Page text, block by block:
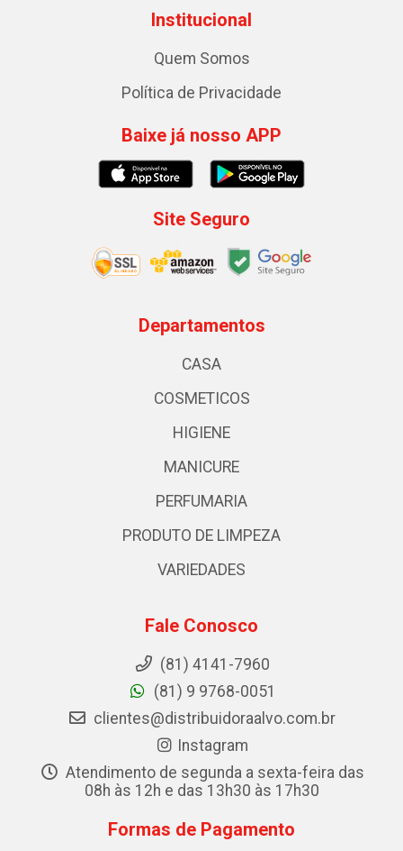
Institucional
Quem Somos
Política de Privacidade
Baixe já nosso APP
Site Seguro
Departamentos
CASA
COSMETICOS
HIGIENE
MANICURE
PERFUMARIA
PRODUTO DE LIMPEZA
VARIEDADES
Fale Conosco
(81) 4141-7960
(81) 9 9768-0051
clientes@distribuidoraalvo.com.br
Instagram
Atendimento de segunda a sexta-feira das
08h às 12h e das 13h30 às 17h30
Formas de Pagamento